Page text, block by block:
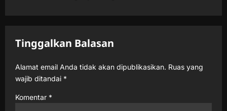
g
a
t
i
o
Tinggalkan Balasan
Alamat email Anda tidak akan dipublikasikan. Ruas yang
wajib ditandai *
Komentar *